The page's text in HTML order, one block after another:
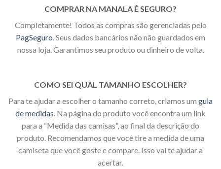
COMPRAR NA MANALA É SEGURO?
Completamente! Todos as compras são gerenciadas pelo
PagSeguro. Seus dados bancários não não guardados em
nossa loja. Garantimos seu produto ou dinheiro de volta.
COMO SEI QUAL TAMANHO ESCOLHER?
Para te ajudar a escolher o tamanho correto, criamos um guia
de medidas. Na página do produto você encontra um link
para a “Medida das camisas”, ao final da descrição do
produto. Recomendamos que você tire a medida de uma
camiseta que você goste e compare. Isso vai te ajudar a
acertar.